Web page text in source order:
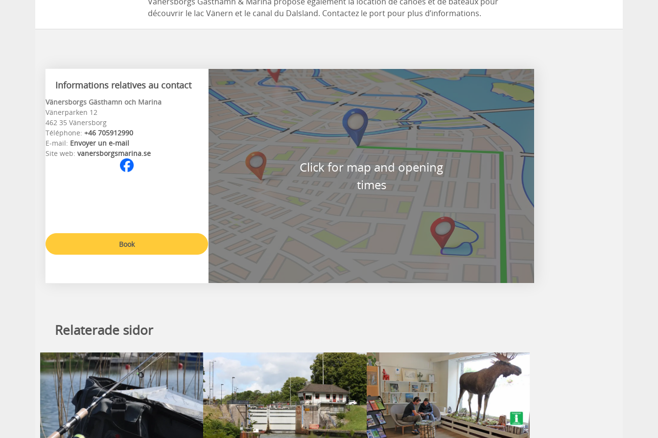
découvrir le lac Vänern et le canal du Dalsland. Contactez le port pour plus d’informations.
Informations relatives au contact
Vänersborgs Gästhamn och Marina
Vänerparken 12
462 35 Vänersborg
Téléphone: +46 705912990
E-mail: Envoyer un e-mail
Site web: vanersborgsmarina.se
Book
Click for map and opening
times
Relaterade sidor